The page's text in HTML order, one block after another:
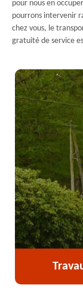
pour nous en
pourrons intervenir
chez vous, le
gratuité de service